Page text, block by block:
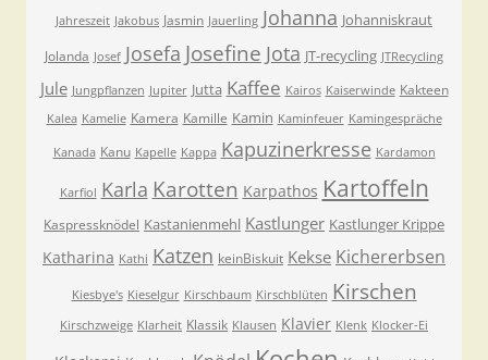
Jahreszeit Jakobus Jasmin Jauerling Johanna Johanniskraut
Jolanda Josef Josefa Josefine Jota JT-recycling JTRecycling
Jule Jungpflanzen Jupiter Jutta Kaffee Kairos Kaiserwinde Kakteen
Kalea Kamelie Kamera Kamille Kamin Kaminfeuer Kamingespräche
Kanada Kanu Kapelle Kappa Kapuzinerkresse Kardamon
Karfiol Karla Karotten Karpathos Kartoffeln
Kaspressknödel Kastanienmehl Kastlunger Kastlunger Krippe
Katharina Kathi Katzen keinBiskuit Kekse Kichererbsen
Kiesbye's Kieselgur Kirschbaum Kirschblüten Kirschen
Kirschzweige Klarheit Klassik Klausen Klavier Klenk Klocker-Ei